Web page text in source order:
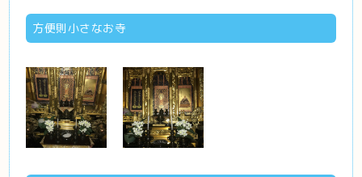
方便則小さなお寺